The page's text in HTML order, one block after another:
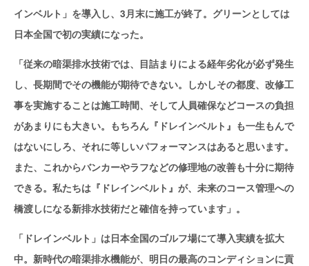
インベルト」を導入し、3月末に施工が終了。グリーンとしては
日本全国で初の実績になった。
「従来の暗渠排水技術では、目詰まりによる経年劣化が必ず発生
し、長期間でその機能が期待できない。しかしその都度、改修工
事を実施することは施工時間、そして人員確保などコースの負担
があまりにも大きい。もちろん『ドレインベルト』も一生もんで
はないにしろ、それに等しいパフォーマンスはあると思います。
また、これからバンカーやラフなどの修理地の改善も十分に期待
できる。私たちは『ドレインベルト』が、未来のコース管理への
橋渡しになる新排水技術だと確信を持っています」。
「ドレインベルト」は日本全国のゴルフ場にて導入実績を拡大
中。新時代の暗渠排水機能が、明日の最高のコンディションに貢